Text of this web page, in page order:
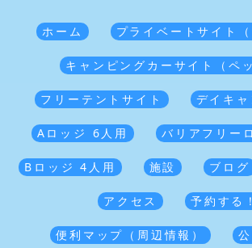
ホーム プライベートサイト（
キャンピングカーサイト（ペ
フリーテントサイト デイキ
Aロッジ 6人用 バリアフリー
Bロッジ 4人用 施設 ブログ
アクセス 予約する！
便利マップ（周辺情報）